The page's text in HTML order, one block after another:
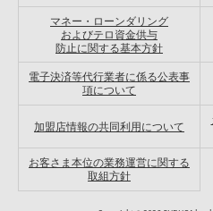
マネー・ローンダリング
およびテロ資金供与
防止に関する基本方針
電子決済等代行業者に係る公表事
項について
加盟店情報の共同利用について
お客さま本位の業務運営に関する
取組方針